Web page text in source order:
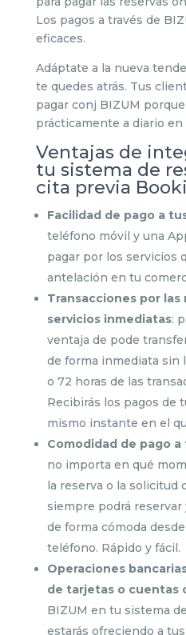
Los pagos a través de
eficaces.
Adáptate a la nueva
te quedes atrás. Tus
pagar conj BIZUM
prácticamente a diario
Ventajas de
tu sistema de
cita previa
Facilidad de pago a
teléfono móvil y una
pagar por los servicios
antelación en tu
Transacciones por las
servicios inmediatas:
ventaja de pode
de forma inmediata sin
o 72 horas de las
Recibirás los pagos de
mismo instante en el
Comodidad de pago
no importa en qué
la reserva o la solicitud
siempre podrá
de forma cómoda
teléfono. Rápido y fácil.
Operaciones
de tarjetas o cuentas
BIZUM en tu sistema
estarás ofreciendo a